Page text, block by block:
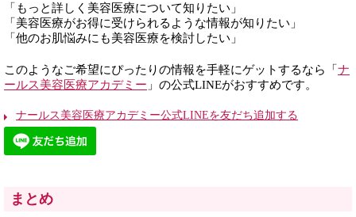
「もっと詳しく美容医療について知りたい」
「美容医療がお得に受けられるような情報が知りたい」
「他のお肌悩みにも美容医療を検討したい」
このようなご希望にぴったりの情報を手軽にゲットするなら「ナ
ールス美容医療アカデミー 」の公式LINEがおすすめです。
ナールス美容医療アカデミー公式LINEを友だち追加する
まとめ